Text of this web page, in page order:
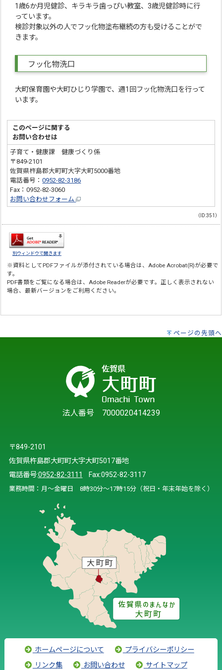
1歳6か月児健診、キラキラ歯っぴい教室、3歳児健診時に行
っています。
検診対象以外の人でフッ化物塗布継続の方も受けることがで
きます。
フッ化物洗口
大町保育園や大町ひじり学園で、週1回フッ化物洗口を行って
います。
このページに関する
お問い合わせは
子育て・健康課 健康づくり係
〒849-2101
佐賀県杵島郡大町町大字大町5000番地
電話番号：0952-82-3186
Fax：0952-82-3060
お問い合わせフォーム
（ID:351）
別ウィンドウで開きます
※資料としてPDFファイルが添付されている場合は、Adobe Acrobat(R)が必要で
す。
PDF書類をご覧になる場合は、Adobe Readerが必要です。正しく表示されない
場合、最新バージョンをご利用ください。
ページの先頭へ
法人番号 7000020414239
〒849-2101
佐賀県杵島郡大町町大字大町5017番地
電話番号:0952-82-3111 Fax:0952-82-3117
業務時間：月～金曜日 8時30分～17時15分（祝日・年末年始を除く）
ホームページについて
プライバシーポリシー
リンク集
お問い合わせ サイトマップ